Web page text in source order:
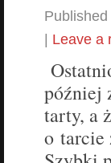
Published
| Leave a
później
tarty, a
o tarcie